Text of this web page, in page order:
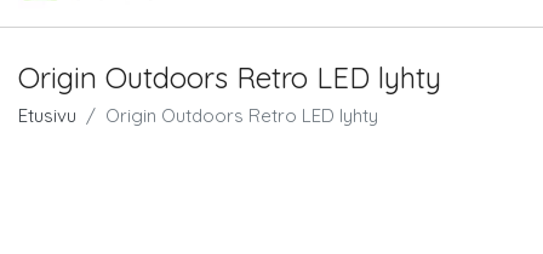
Origin Outdoors Retro LED lyhty
Etusivu Origin Outdoors Retro LED lyhty